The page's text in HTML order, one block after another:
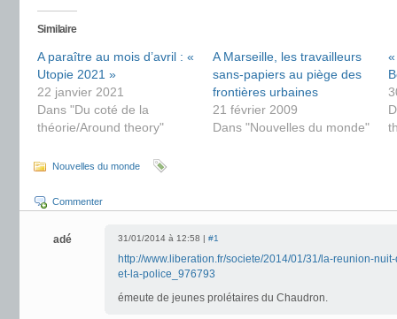
Similaire
A paraître au mois d’avril : «
Utopie 2021 »
22 janvier 2021
Dans "Du coté de la
théorie/Around theory"
A Marseille, les travailleurs
sans-papiers au piège des
frontières urbaines
21 février 2009
Dans "Nouvelles du monde"
Nouvelles du monde
Commenter
adé 31/01/2014 à 12:58 | #1
http://www.liberation.fr/societe/2014/01/31/la-reunion-
et-la-police_976793
émeute de jeunes prolétaires du Chaudron.